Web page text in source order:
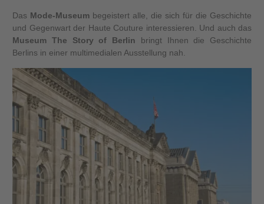
Das Mode-Museum begeistert alle, die sich für die Geschichte
und Gegenwart der Haute Couture interessieren. Und auch das
Museum The Story of Berlin bringt Ihnen die Geschichte
Berlins in einer multimedialen Ausstellung nah.